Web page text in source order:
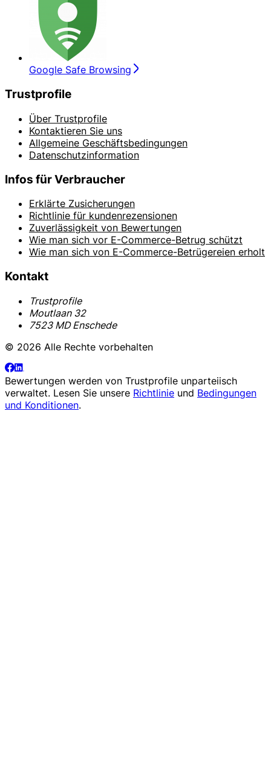
Google Safe Browsing
Trustprofile
Über Trustprofile
Kontaktieren Sie uns
Allgemeine Geschäftsbedingungen
Datenschutzinformation
Infos für Verbraucher
Erklärte Zusicherungen
Richtlinie für kundenrezensionen
Zuverlässigkeit von Bewertungen
Wie man sich vor E-Commerce-Betrug schützt
Wie man sich von E-Commerce-Betrügereien erholt
Kontakt
Trustprofile
Moutlaan 32
7523 MD Enschede
© 2026 Alle Rechte vorbehalten
Bewertungen werden von Trustprofile unparteiisch
verwaltet. Lesen Sie unsere Richtlinie und Bedingungen
und Konditionen.